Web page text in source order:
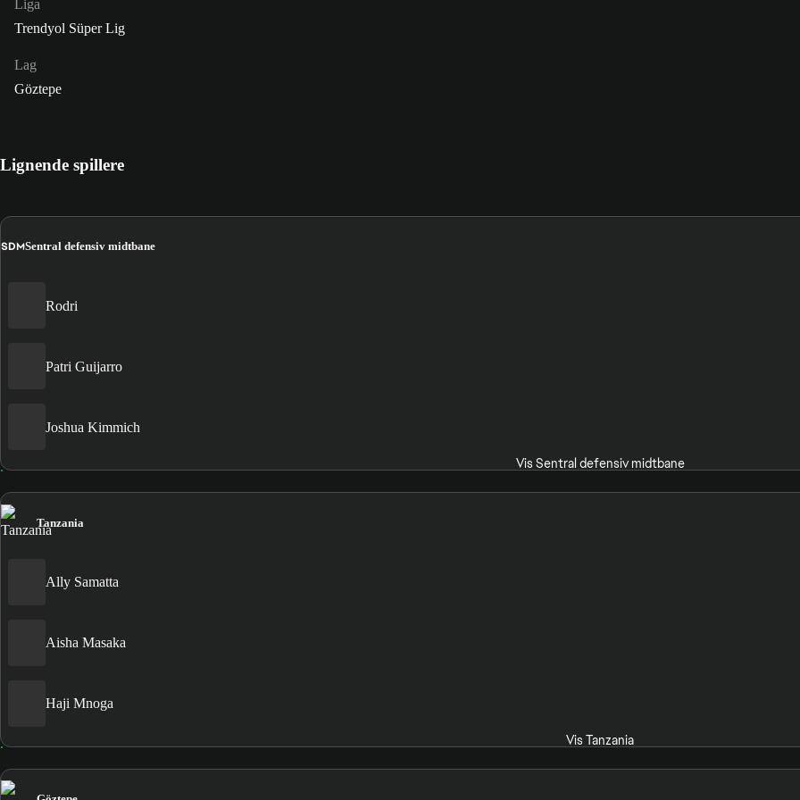
Liga
Trendyol Süper Lig
Lag
Göztepe
Lignende spillere
SDMSentral defensiv midtbane
Rodri
Patri Guijarro
Joshua Kimmich
Vis Sentral defensiv midtbane
Tanzania
Ally Samatta
Aisha Masaka
Haji Mnoga
Vis Tanzania